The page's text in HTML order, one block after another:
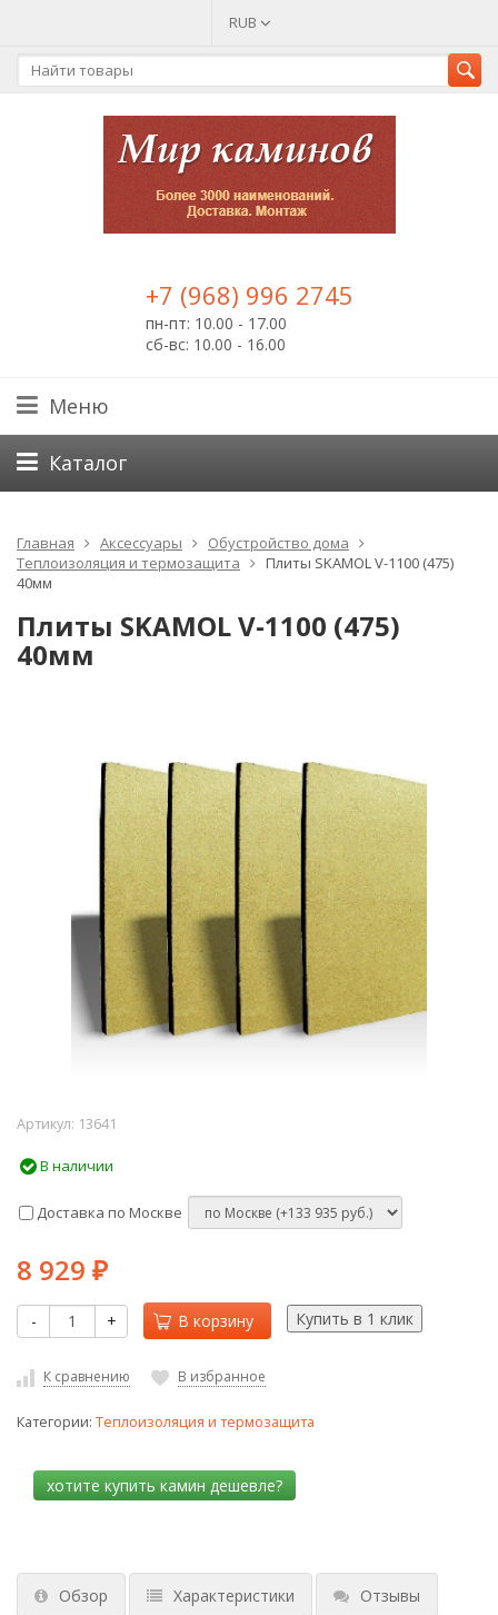
RUB
+7 (968) 996 2745
пн-пт: 10.00 - 17.00
сб-вс: 10.00 - 16.00
Меню
Каталог
Главная Аксессуары
Обустройство дома
Теплоизоляция и термозащита
Плиты SKAMOL V-1100 (475)
40мм
Плиты SKAMOL V-1100 (475)
40мм
Артикул: 13641
В наличии
Доставка по Москве
8 929 ₽
- + В корзину
К сравнению В избранное
Категории: Теплоизоляция и термозащита
Обзор Характеристики Отзывы